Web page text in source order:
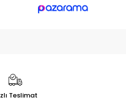
Teslimat